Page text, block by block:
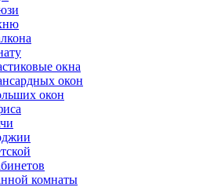
окна
окон
окон
комнаты